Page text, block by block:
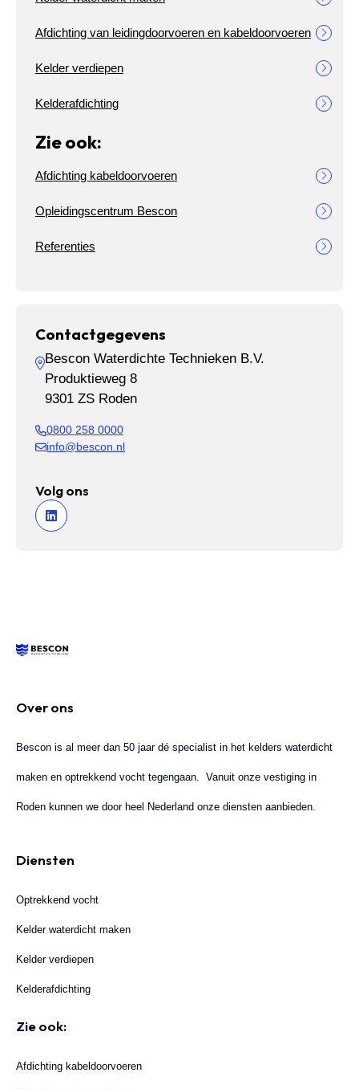
Afdichting van leidingdoorvoeren en kabeldoorvoeren
Kelder verdiepen
Kelderafdichting
Zie ook:
Afdichting kabeldoorvoeren
Opleidingscentrum Bescon
Referenties
Contactgegevens
Bescon Waterdichte Technieken B.V.
Produktieweg 8
9301 ZS Roden
0800 258 0000
info@bescon.nl
Volg ons
Over ons
Bescon is al meer dan 50 jaar dé specialist in het kelders waterdicht
maken en optrekkend vocht tegengaan. Vanuit onze vestiging in
Roden kunnen we door heel Nederland onze diensten aanbieden.
Diensten
Optrekkend vocht
Kelder waterdicht maken
Kelder verdiepen
Kelderafdichting
Zie ook:
Afdichting kabeldoorvoeren